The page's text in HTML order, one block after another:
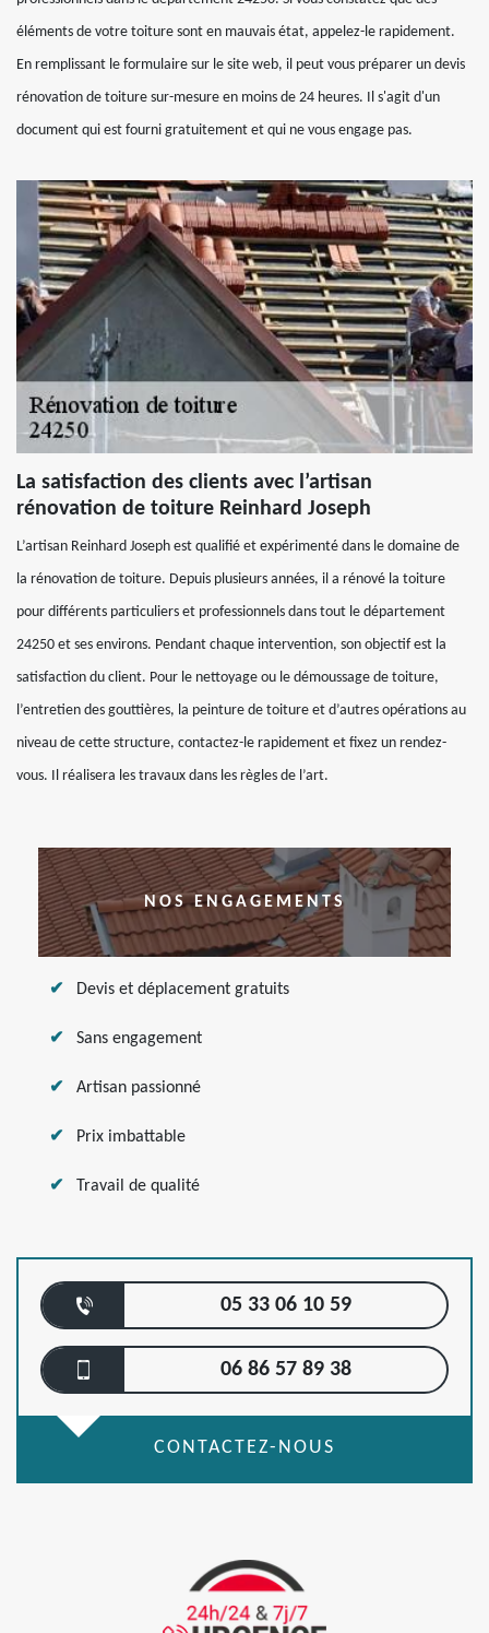
éléments de votre toiture sont en mauvais état, appelez-le rapidement.
En remplissant le formulaire sur le site web, il peut vous préparer un devis
rénovation de toiture sur-mesure en moins de 24 heures. Il s'agit d'un
document qui est fourni gratuitement et qui ne vous engage pas.
La satisfaction des clients avec l’artisan
rénovation de toiture Reinhard Joseph
L’artisan Reinhard Joseph est qualifié et expérimenté dans le domaine de
la rénovation de toiture. Depuis plusieurs années, il a rénové la toiture
pour différents particuliers et professionnels dans tout le département
24250 et ses environs. Pendant chaque intervention, son objectif est la
satisfaction du client. Pour le nettoyage ou le démoussage de toiture,
l’entretien des gouttières, la peinture de toiture et d’autres opérations au
niveau de cette structure, contactez-le rapidement et fixez un rendez-
vous. Il réalisera les travaux dans les règles de l’art.
NOS ENGAGEMENTS
Devis et déplacement gratuits
Sans engagement
Artisan passionné
Prix imbattable
Travail de qualité
05 33 06 10 59
06 86 57 89 38
CONTACTEZ-NOUS